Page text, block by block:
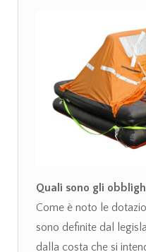
Quali sono gli
Come è noto le
sono definite dal
dalla costa che si